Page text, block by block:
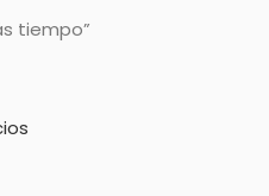
tiempo”